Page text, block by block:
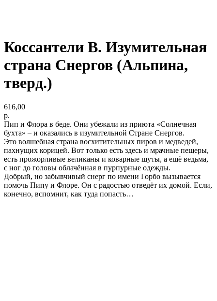
Коссантели В. Изумительная
страна Снергов (Альпина,
тверд.)
616,00
р.
Пип и Флора в беде. Они убежали из приюта «Солнечная
бухта» – и оказались в изумительной Стране Снергов.
Это волшебная страна восхитительных пиров и медведей,
пахнущих корицей. Вот только есть здесь и мрачные пещеры,
есть прожорливые великаны и коварные шуты, а ещё ведьма,
с ног до головы облачённая в пурпурные одежды.
Добрый, но забывчивый снерг по имени Горбо вызывается
помочь Пипу и Флоре. Он с радостью отведёт их домой. Если,
конечно, вспомнит, как туда попасть…